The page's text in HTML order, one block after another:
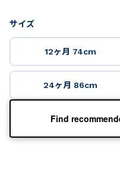
サイズ
12ヶ月 74cm
24ヶ月 86cm
Find